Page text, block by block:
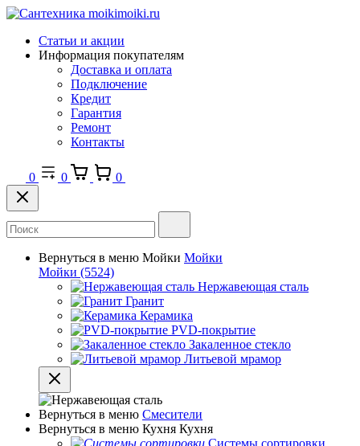
Статьи и акции
Информация покупателям
Доставка и оплата
Подключение
Кредит
Гарантия
Ремонт
Контакты
0 0 0
Вернуться в меню Мойки Мойки
Мойки (5524)
Нержавеющая сталь
Гранит
Керамика
PVD-покрытие
Закаленное стекло
Литьевой мрамор
Вернуться в меню Смесители
Вернуться в меню Кухня Кухня
Системы сортировки